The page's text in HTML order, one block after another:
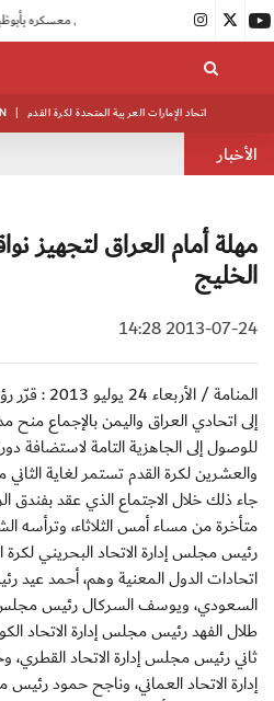
|
| اتحاد الإمارات العربية المتحدة لكرة القدم
الأخبار
مهلة أمام العراق
الخليج
2013-07-24 14:28
المنامة /
إلى اتحادي العراق واليمن بالإجماع منح
للوصول إلى الجاهزية التامة لاستضافة
والعشرين لكرة القدم تستمر لغاية الثاني
جاء ذلك خلال الاجتماع الذي عقد بفندق
متأخرة من مساء أمس الثلاثاء، وترأسه
رئيس مجلس إدارة الاتحاد البحريني
اتحادات الدول المعنية وهم، أحمد عيد
السعودي، ويوسف السركال رئيس مجلس
طلال الفهد رئيس مجلس إدارة الاتحاد
ثاني رئيس مجلس إدارة الاتحاد
إدارة الاتحاد العماني، وناجح حمود رئيس